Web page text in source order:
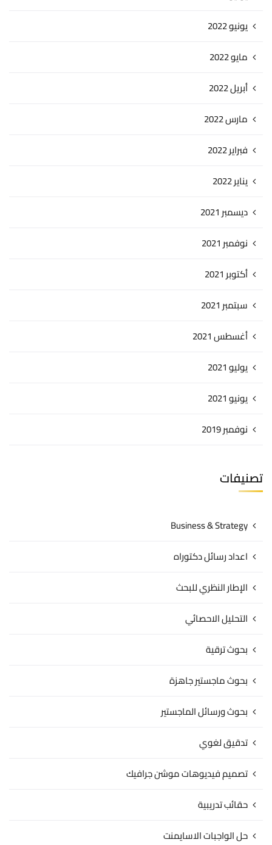
يونيو 2022
مايو 2022
أبريل 2022
مارس 2022
فبراير 2022
يناير 2022
ديسمبر 2021
نوفمبر 2021
أكتوبر 2021
سبتمبر 2021
أغسطس 2021
يوليو 2021
يونيو 2021
نوفمبر 2019
تصنيفات
Business & Strategy
اعداد رسائل دكتوراه
الإطار النظري للبحث
التحليل الاحصائي
بحوث ترقية
بحوث ماجستير جاهزة
بحوث ورسائل الماجستير
تدقيق لغوي
تصميم فيديوهات موشن جرافيك
حقائب تدريبية
حل الواجبات الاسايمنت